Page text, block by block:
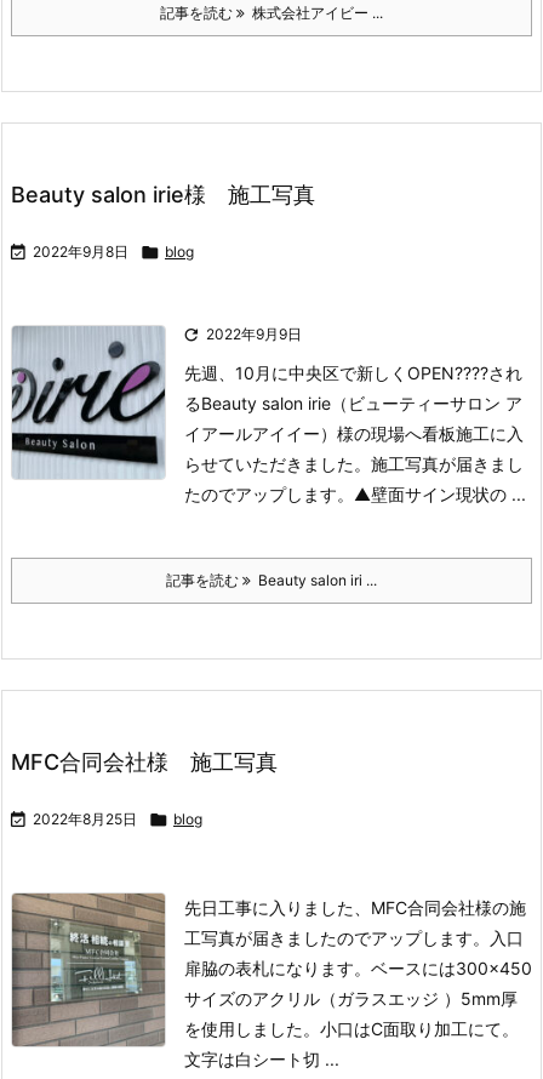
記事を読む 株式会社アイビー ...
Beauty salon irie様 施工写真
 2022年9月8日  blog
 2022年9月9日
先週、10月に中央区で新しくOPEN????され
るBeauty salon irie（ビューティーサロン ア
イアールアイイー）様の現場へ看板施工に入
らせていただきました。 施工写真が届きまし
たのでアップします。 ▲壁面サイン現状の ...
記事を読む Beauty salon iri ...
MFC合同会社様 施工写真
 2022年8月25日  blog
先日工事に入りました、MFC合同会社様の施
工写真が届きましたのでアップします。
入口
扉脇の表札になります。ベースには300×450
サイズのアクリル（ガラスエッジ ）5mm厚
を使用しました。小口はC面取り加工にて。
文字は白シート切 ...